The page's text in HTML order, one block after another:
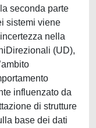
seconda parte
sistemi viene
nella
(UD),
influenzato da
di strutture
base dei dati